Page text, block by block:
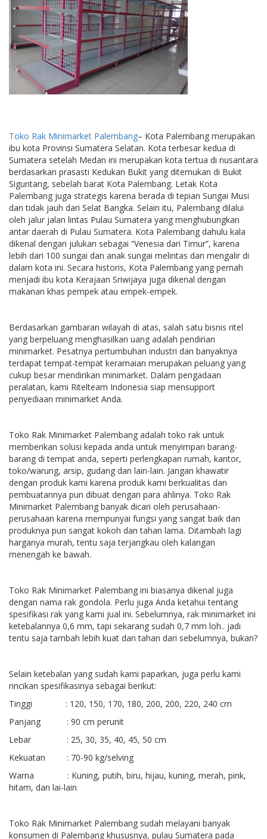
Toko Rak Minimarket Palembang– Kota Palembang merupakan
ibu kota Provinsi Sumatera Selatan. Kota terbesar kedua di
Sumatera setelah Medan ini merupakan kota tertua di nusantara
berdasarkan prasasti Kedukan Bukit yang ditemukan di Bukit
Siguntang, sebelah barat Kota Palembang. Letak Kota
Palembang juga strategis karena berada di tepian Sungai Musi
dan tidak jauh dari Selat Bangka. Selain itu, Palembang dilalui
oleh jalur jalan lintas Pulau Sumatera yang menghubungkan
antar daerah di Pulau Sumatera. Kota Palembang dahulu kala
dikenal dengan julukan sebagai “Venesia dari Timur”, karena
lebih dari 100 sungai dan anak sungai melintas dan mengalir di
dalam kota ini. Secara historis, Kota Palembang yang pernah
menjadi ibu kota Kerajaan Sriwijaya juga dikenal dengan
makanan khas pempek atau empek-empek.
Berdasarkan gambaran wilayah di atas, salah satu bisnis ritel
yang berpeluang menghasilkan uang adalah pendirian
minimarket. Pesatnya pertumbuhan industri dan banyaknya
terdapat tempat-tempat keramaian merupakan peluang yang
cukup besar mendirikan minimarket. Dalam pengadaan
peralatan, kami Ritelteam Indonesia siap mensupport
penyediaan minimarket Anda.
Toko Rak Minimarket Palembang adalah toko rak untuk
memberikan solusi kepada anda untuk menyimpan barang-
barang di tempat anda, seperti perlengkapan rumah, kantor,
toko/warung, arsip, gudang dan lain-lain. Jangan khawatir
dengan produk kami karena produk kami berkualitas dan
pembuatannya pun dibuat dengan para ahlinya. Toko Rak
Minimarket Palembang banyak dicari oleh perusahaan-
perusahaan karena mempunyai fungsi yang sangat baik dan
produknya pun sangat kokoh dan tahan lama. Ditambah lagi
harganya murah, tentu saja terjangkau oleh kalangan
menengah ke bawah.
Toko Rak Minimarket Palembang ini biasanya dikenal juga
dengan nama rak gondola. Perlu juga Anda ketahui tentang
spesifikasi rak yang kami jual ini. Sebelumnya, rak minimarket ini
ketebalannya 0,6 mm, tapi sekarang sudah 0,7 mm loh.. jadi
tentu saja tambah lebih kuat dan tahan dari sebelumnya, bukan?
Selain ketebalan yang sudah kami paparkan, juga perlu kami
rincikan spesifikasinya sebagai berikut:
Tinggi : 120, 150, 170, 180, 200, 200, 220, 240 cm
Panjang : 90 cm perunit
Lebar : 25, 30, 35, 40, 45, 50 cm
Kekuatan : 70-90 kg/selving
Warna : Kuning, putih, biru, hijau, kuning, merah, pink,
hitam, dan lai-lain
Toko Rak Minimarket Palembang sudah melayani banyak
konsumen di Palembang khususnya, pulau Sumatera pada